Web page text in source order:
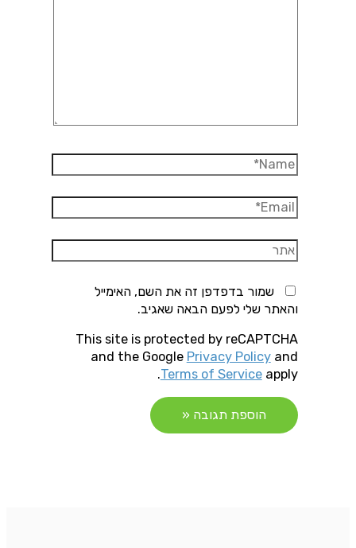
Name*
Email*
אתר
שמור בדפדפן זה את השם, האימייל
והאתר שלי לפעם הבאה שאגיב.
This site is protected by reCAPTCHA
and the Google Privacy Policyand
Terms of Serviceapply.